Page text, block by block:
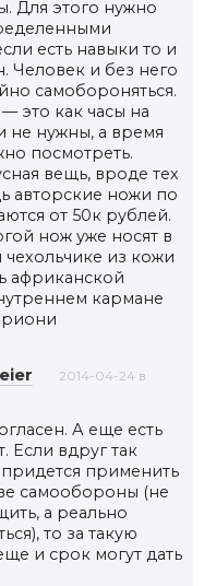
Для этого нужно
есть навыки то и
Человек и без него
самобороняться.
это как часы на
не нужны, а время
посмотреть.
вещь, вроде тех
авторские ножи по
от 50к рублей.
нож уже носят в
из кожи
африканской
кармане
2014-04-24 в
А еще есть
Если вдруг так
придется применить
самообороны (не
а реально
то за такую
и срок могут дать